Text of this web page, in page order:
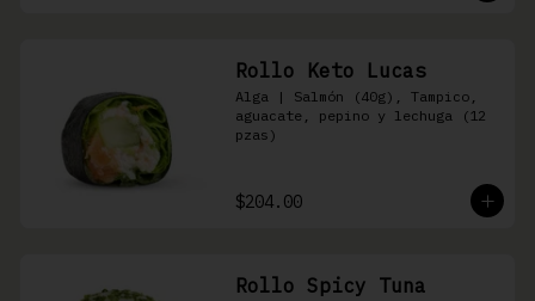
Rollo Keto Lucas
Alga | Salmón (40g), Tampico,
aguacate, pepino y lechuga (12
pzas)
$204.00
Rollo Spicy Tuna